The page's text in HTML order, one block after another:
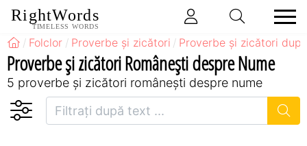
RightWords
TIMELESS WORDS
Folclor Proverbe și zicători Proverbe și zicători
Proverbe și zicători Româneşti despre Nume
5 proverbe și zicători româneşti despre nume